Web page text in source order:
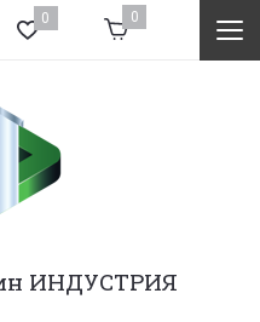
0 0
ИНДУСТРИЯ